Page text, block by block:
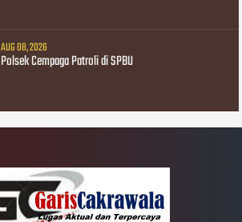
AUG 08, 2026
Polsek Cempaga Patroli di SPBU